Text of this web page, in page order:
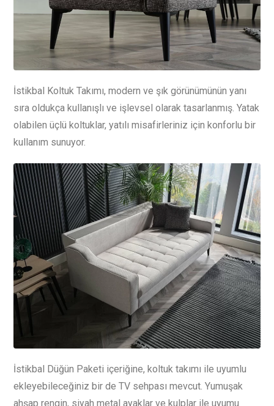
İstikbal Koltuk Takımı, modern ve şık görünümünün yanı
sıra oldukça kullanışlı ve işlevsel olarak tasarlanmış. Yatak
olabilen üçlü koltuklar, yatılı misafirleriniz için konforlu bir
kullanım sunuyor.
İstikbal Düğün Paketi içeriğine, koltuk takımı ile uyumlu
ekleyebileceğiniz bir de TV sehpası mevcut. Yumuşak
ahşap rengin, siyah metal ayaklar ve kulplar ile uyumu